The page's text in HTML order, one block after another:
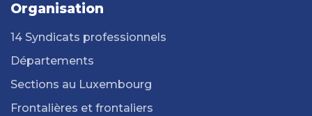
Organisation
14 Syndicats professionnels
Départements
Sections au Luxembourg
Frontalières et frontaliers